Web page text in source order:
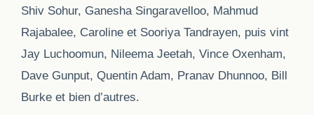
Shiv Sohur, Ganesha Singaravelloo, Mahmud
Rajabalee, Caroline et Sooriya Tandrayen, puis vint
Jay Luchoomun, Nileema Jeetah, Vince Oxenham,
Dave Gunput, Quentin Adam, Pranav Dhunnoo, Bill
Burke et bien d’autres.